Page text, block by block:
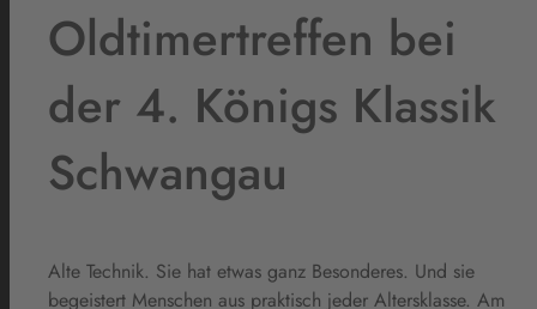
Oldtimertreffen bei
der 4. Königs Klassik
Schwangau
Alte Technik. Sie hat etwas ganz Besonderes. Und sie
begeistert Menschen aus praktisch jeder Altersklasse. Am